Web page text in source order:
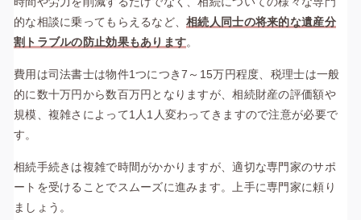
的な相談に乗ってもらえるなど、相続人同士の将来的な遺産分
割トラブルの防止効果もあります。
費用は司法書士は物件1つにつき7～15万円程度、税理士は一般
的に数十万円から数百万円となりますが、相続財産の評価額や
規模、複雑さによって1人1人変わってきますので注意が必要で
す。
相続手続きは複雑で時間がかかりますが、適切な専門家のサポ
ートを受けることでスムーズに進みます。上手に専門家に頼り
ましょう。